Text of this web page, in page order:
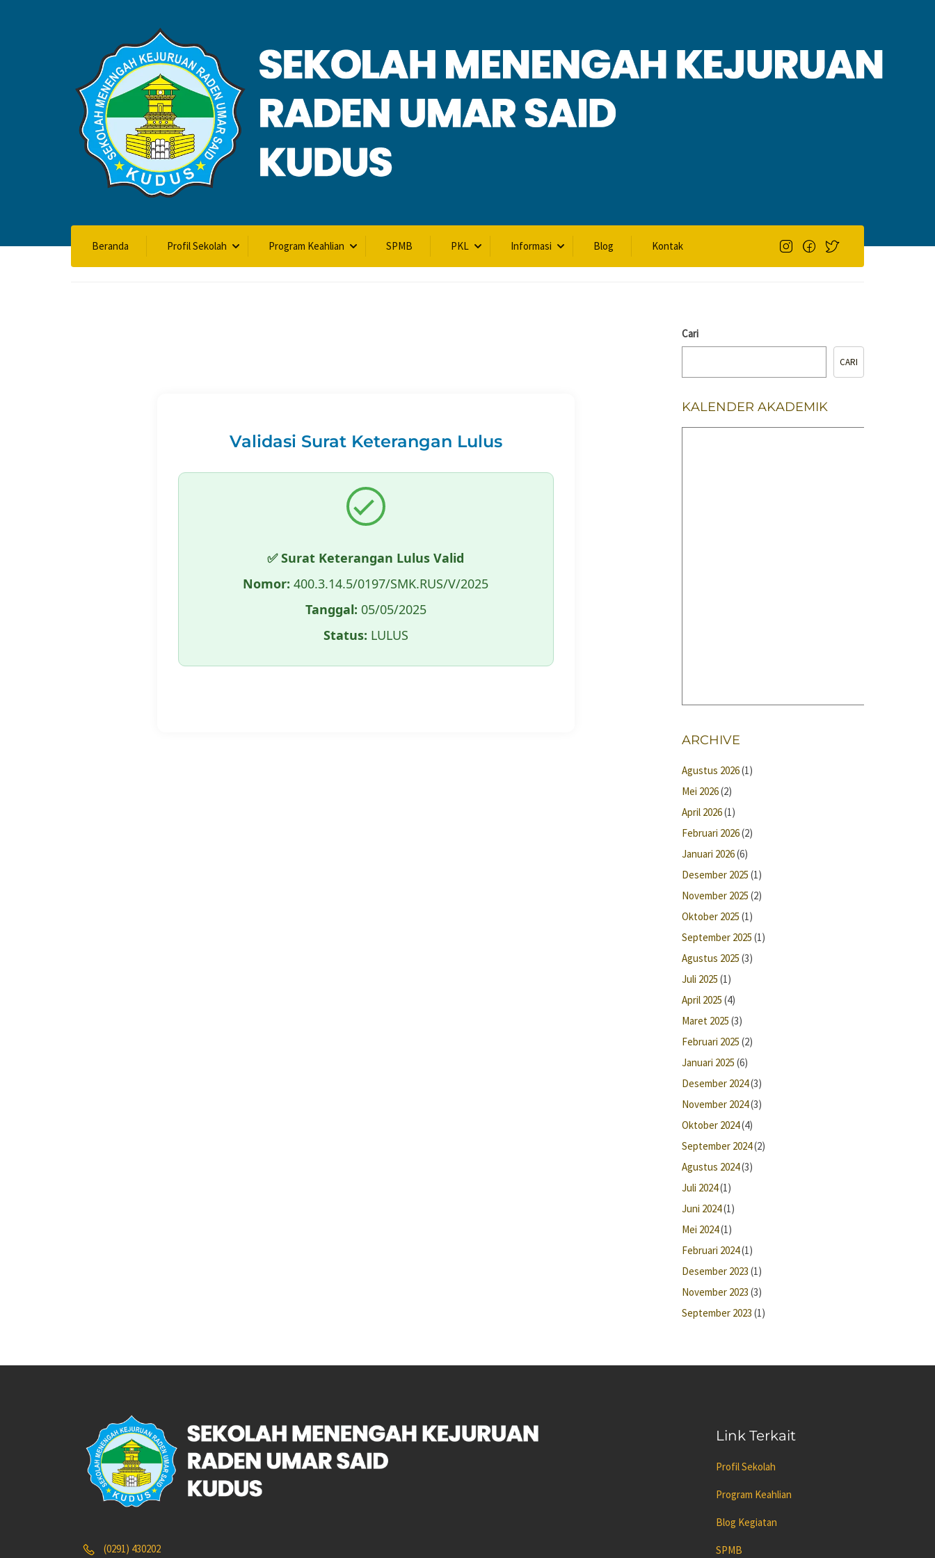
Beranda Profil Sekolah Program Keahlian SPMB PKL Informasi Blog Kontak
VALIDASI SKL
Home
Validasi Surat Keterangan Lulus
✅ Surat Keterangan Lulus Valid
Nomor: 400.3.14.5/0197/SMK.RUS/V/2025
Tanggal: 05/05/2025
Status: LULUS
Cari
CARI
KALENDER AKADEMIK
ARCHIVE
Agustus 2026(1)
Mei 2026(2)
April 2026(1)
Februari 2026(2)
Januari 2026(6)
Desember 2025 (1)
November 2025 (2)
Oktober 2025 (1)
September 2025 (1)
Agustus 2025 (3)
Juli 2025 (1)
April 2025 (4)
Maret 2025 (3)
Februari 2025 (2)
Januari 2025 (6)
Desember 2024(3)
November 2024(3)
Oktober 2024(4)
September 2024(2)
Agustus 2024(3)
Juli 2024(1)
Juni 2024(1)
Mei 2024(1)
Februari 2024(1)
Desember 2023 (1)
November 2023 (3)
September 2023 (1)
(0291) 430202
Link Terkait
Profil Sekolah
Program Keahlian
Blog Kegiatan
SPMB